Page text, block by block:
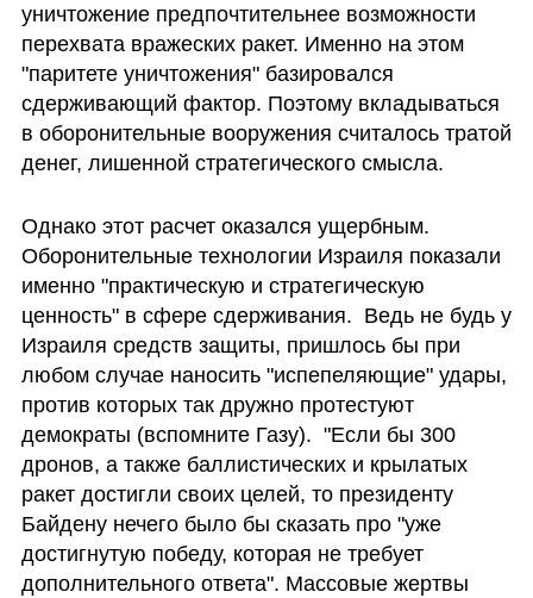
уничтожение предпочтительнее возможности
перехвата вражеских ракет. Именно на этом
"паритете уничтожения" базировался
сдерживающий фактор. Поэтому вкладываться
в оборонительные вооружения считалось тратой
денег, лишенной стратегического смысла.
Однако этот расчет оказался ущербным.
Оборонительные технологии Израиля показали
именно "практическую и стратегическую
ценность" в сфере сдерживания.  Ведь не будь у
Израиля средств защиты, пришлось бы при
любом случае наносить "испепеляющие" удары,
против которых так дружно протестуют
демократы (вспомните Газу).  "Если бы 300
дронов, а также баллистических и крылатых
ракет достигли своих целей, то президенту
Байдену нечего было бы сказать про "уже
достигнутую победу, которая не требует
дополнительного ответа". Массовые жертвы